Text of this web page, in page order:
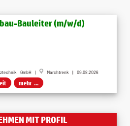
Bauleiter (m/w/d)
GmbH | Marchtrenk | 09.08.2026
mehr ...
MIT PROFIL